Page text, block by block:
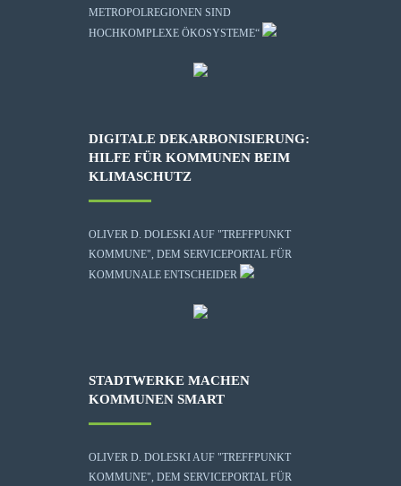
METROPOLREGIONEN SIND
HOCHKOMPLEXE ÖKOSYSTEME“
DIGITALE DEKARBONISIERUNG:
HILFE FÜR KOMMUNEN BEIM
KLIMASCHUTZ
OLIVER D. DOLESKI AUF "TREFFPUNKT
KOMMUNE", DEM SERVICEPORTAL FÜR
KOMMUNALE ENTSCHEIDER
STADTWERKE MACHEN
KOMMUNEN SMART
OLIVER D. DOLESKI AUF "TREFFPUNKT
KOMMUNE", DEM SERVICEPORTAL FÜR